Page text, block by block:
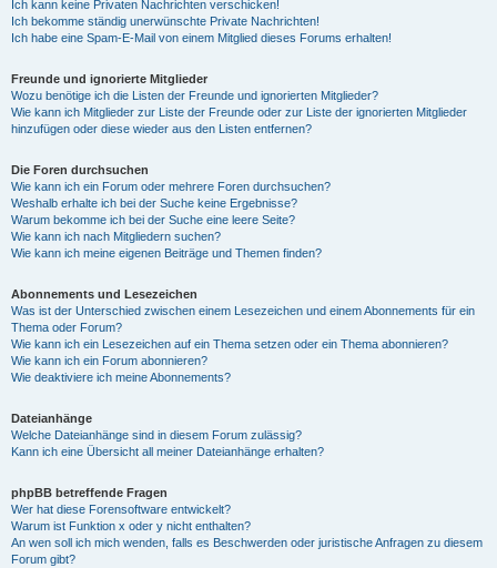
Ich kann keine Privaten Nachrichten verschicken!
Ich bekomme ständig unerwünschte Private Nachrichten!
Ich habe eine Spam-E-Mail von einem Mitglied dieses Forums erhalten!
Freunde und ignorierte Mitglieder
Wozu benötige ich die Listen der Freunde und ignorierten Mitglieder?
Wie kann ich Mitglieder zur Liste der Freunde oder zur Liste der ignorierten Mitglieder
hinzufügen oder diese wieder aus den Listen entfernen?
Die Foren durchsuchen
Wie kann ich ein Forum oder mehrere Foren durchsuchen?
Weshalb erhalte ich bei der Suche keine Ergebnisse?
Warum bekomme ich bei der Suche eine leere Seite?
Wie kann ich nach Mitgliedern suchen?
Wie kann ich meine eigenen Beiträge und Themen finden?
Abonnements und Lesezeichen
Was ist der Unterschied zwischen einem Lesezeichen und einem Abonnements für ein
Thema oder Forum?
Wie kann ich ein Lesezeichen auf ein Thema setzen oder ein Thema abonnieren?
Wie kann ich ein Forum abonnieren?
Wie deaktiviere ich meine Abonnements?
Dateianhänge
Welche Dateianhänge sind in diesem Forum zulässig?
Kann ich eine Übersicht all meiner Dateianhänge erhalten?
phpBB betreffende Fragen
Wer hat diese Forensoftware entwickelt?
Warum ist Funktion x oder y nicht enthalten?
An wen soll ich mich wenden, falls es Beschwerden oder juristische Anfragen zu diesem
Forum gibt?